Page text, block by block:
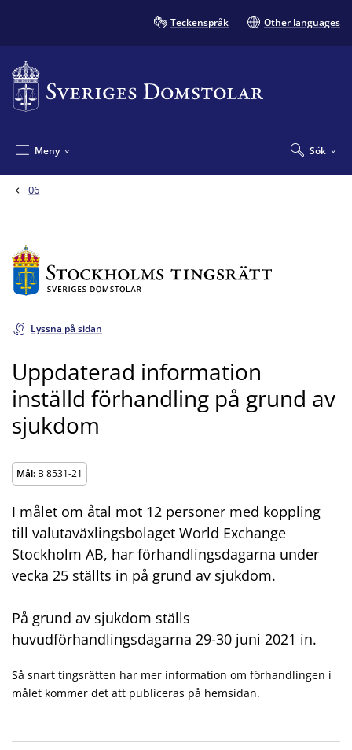
Teckenspråk Other languages
Sök
Meny
06
Lyssna på sidan
Uppdaterad information
inställd förhandling på grund av
sjukdom
Mål: B 8531-21
I målet om åtal mot 12 personer med koppling
till valutaväxlingsbolaget World Exchange
Stockholm AB, har förhandlingsdagarna under
vecka 25 ställts in på grund av sjukdom.
På grund av sjukdom ställs
huvudförhandlingsdagarna 29-30 juni 2021 in.
Så snart tingsrätten har mer information om förhandlingen i
målet kommer det att publiceras på hemsidan.